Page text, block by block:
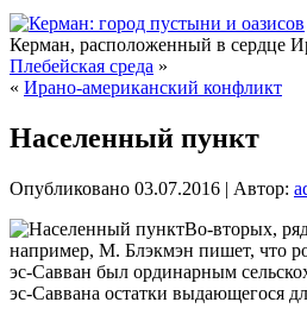
Керман, расположенный в сердце
Плебейская среда »
« Ирано-американский конфликт
Населенный пункт
Опубликовано 03.07.2016 | Автор:
Во-вторых,
например, М. Блэкмэн пишет, что
эс-Савван был ординарным
эс-Саввана остатки выдающегося